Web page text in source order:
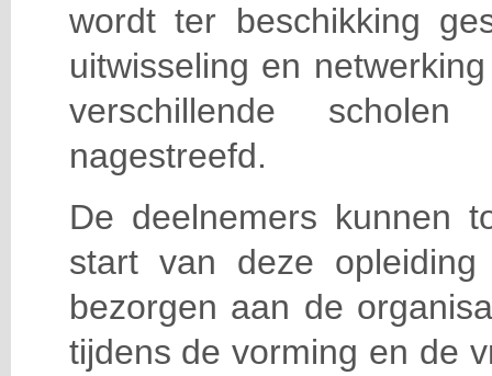
wordt ter beschikking
uitwisseling en
verschillende scholen
nagestreefd.
De deelnemers kunnen
start van deze
bezorgen aan de
tijdens de vorming en de